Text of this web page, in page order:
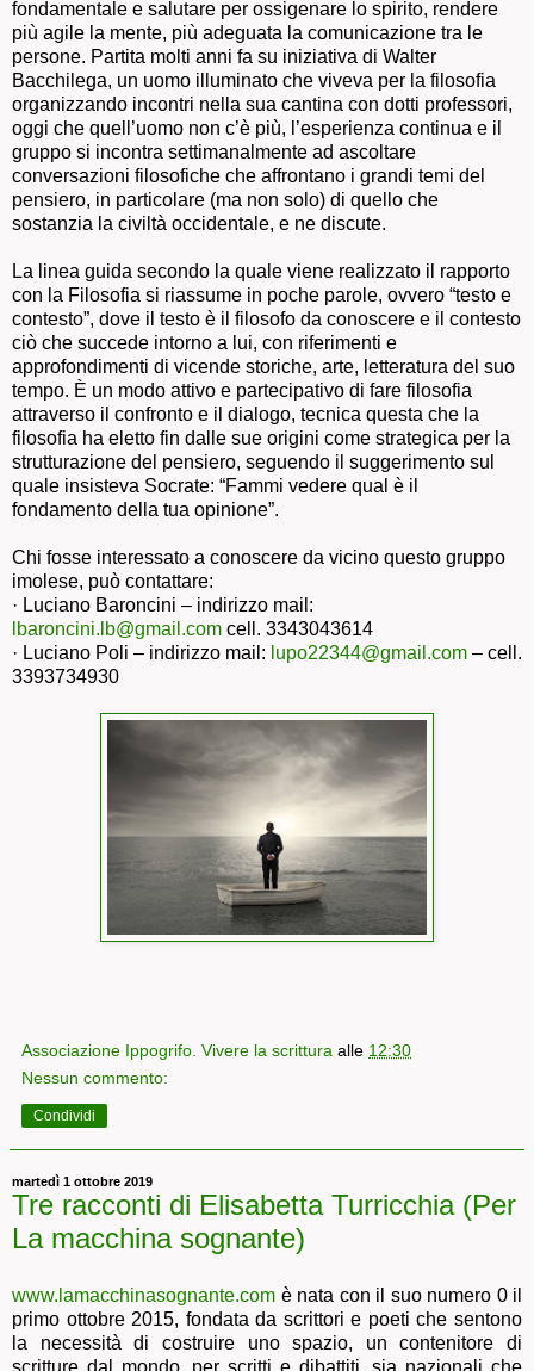
fondamentale e salutare per ossigenare lo spirito, rendere
più agile la mente, più adeguata la comunicazione tra le
persone. Partita molti anni fa su iniziativa di Walter
Bacchilega, un uomo illuminato che viveva per la filosofia
organizzando incontri nella sua cantina con dotti professori,
oggi che quell’uomo non c’è più, l’esperienza continua e il
gruppo si incontra settimanalmente ad ascoltare
conversazioni filosofiche che affrontano i grandi temi del
pensiero, in particolare (ma non solo) di quello che
sostanzia la civiltà occidentale, e ne discute.
La linea guida secondo la quale viene realizzato il rapporto
con la Filosofia si riassume in poche parole, ovvero “testo e
contesto”, dove il testo è il filosofo da conoscere e il contesto
ciò che succede intorno a lui, con riferimenti e
approfondimenti di vicende storiche, arte, letteratura del suo
tempo. È un modo attivo e partecipativo di fare filosofia
attraverso il confronto e il dialogo, tecnica questa che la
filosofia ha eletto fin dalle sue origini come strategica per la
strutturazione del pensiero, seguendo il suggerimento sul
quale insisteva Socrate: “Fammi vedere qual è il
fondamento della tua opinione”.
Chi fosse interessato a conoscere da vicino questo gruppo
imolese, può contattare:
· Luciano Baroncini – indirizzo mail:
lbaroncini.lb@gmail.com cell. 3343043614
· Luciano Poli – indirizzo mail: lupo22344@gmail.com – cell.
3393734930
Associazione Ippogrifo. Vivere la scrittura alle 12:30
Nessun commento:
Condividi
martedì 1 ottobre 2019
Tre racconti di Elisabetta Turricchia (Per
La macchina sognante)
www.lamacchinasognante.com è nata con il suo numero 0 il
primo ottobre 2015, fondata da scrittori e poeti che sentono
la necessità di costruire uno spazio, un contenitore di
scritture dal mondo, per scritti e dibattiti, sia nazionali che